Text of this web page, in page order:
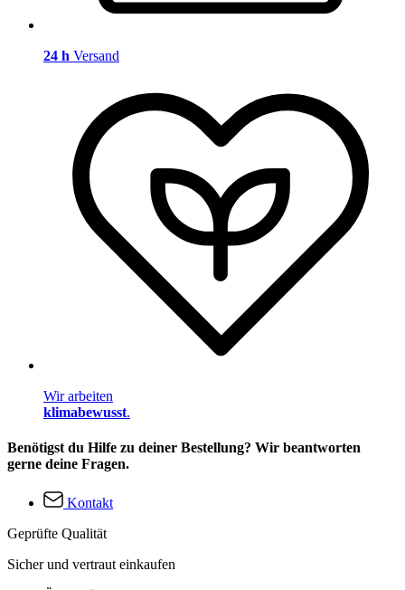
24 h Versand
Wir arbeiten
klimabewusst.
Benötigst du Hilfe zu deiner Bestellung? Wir beantworten
gerne deine Fragen.
Kontakt
Geprüfte Qualität
Sicher und vertraut einkaufen